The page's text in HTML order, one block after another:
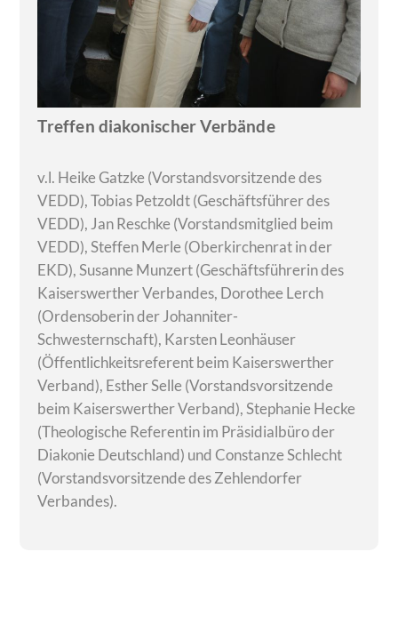
Treffen diakonischer Verbände
v.l. Heike Gatzke (Vorstandsvorsitzende des
VEDD), Tobias Petzoldt (Geschäftsführer des
VEDD), Jan Reschke (Vorstandsmitglied beim
VEDD), Steffen Merle (Oberkirchenrat in der
EKD), Susanne Munzert (Geschäftsführerin des
Kaiserswerther Verbandes, Dorothee Lerch
(Ordensoberin der Johanniter-
Schwesternschaft), Karsten Leonhäuser
(Öffentlichkeitsreferent beim Kaiserswerther
Verband), Esther Selle (Vorstandsvorsitzende
beim Kaiserswerther Verband), Stephanie Hecke
(Theologische Referentin im Präsidialbüro der
Diakonie Deutschland) und Constanze Schlecht
(Vorstandsvorsitzende des Zehlendorfer
Verbandes).